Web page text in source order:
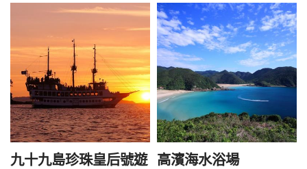
九十九島珍珠皇后號遊
高濱海水浴場